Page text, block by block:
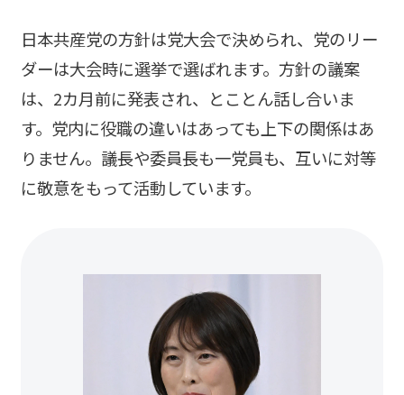
日本共産党の方針は党大会で決められ、党のリー
ダーは大会時に選挙で選ばれます。方針の議案
は、2カ月前に発表され、とことん話し合いま
す。党内に役職の違いはあっても上下の関係はあ
りません。議長や委員長も一党員も、互いに対等
に敬意をもって活動しています。